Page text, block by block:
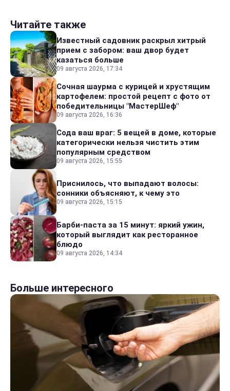
Читайте также
Известный садовник раскрыл хитрый
прием с забором: ваш двор будет
казаться больше
09 августа 2026, 17:34
Сочная шаурма с курицей и хрустящим
картофелем: простой рецепт с фото от
победительницы "МастерШеф"
09 августа 2026, 16:36
Сода ваш враг: 5 вещей в доме, которые
категорически нельзя чистить этим
популярным средством
09 августа 2026, 15:55
Приснилось, что выпадают волосы:
сонники объясняют, к чему это
09 августа 2026, 15:15
Барби-паста за 15 минут: яркий ужин,
который выглядит как ресторанное
блюдо
09 августа 2026, 14:34
Больше интересного